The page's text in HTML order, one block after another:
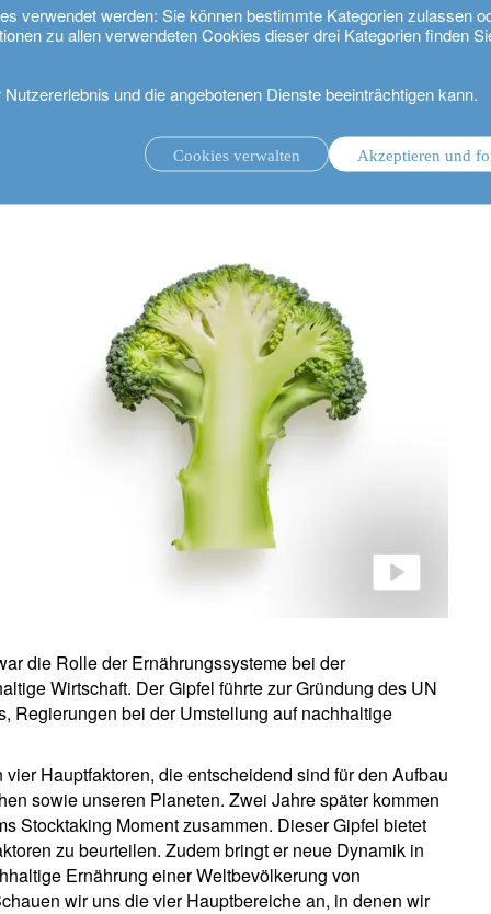
verwendet werden: Sie können bestimmte Kategorien zulassen
zu allen verwendeten Cookies dieser drei Kategorien finden
und die angebotenen Dienste beeinträchtigen kann.
Cookies verwalten Akzeptieren und
Anlageverwaltung mit Beratungsmandat.
Transformation der Ernährungssysteme gewinnt an Dynamik
die Rolle der Ernährungssysteme bei der
Wirtschaft. Der Gipfel führte zur Gründung des UN
Regierungen bei der Umstellung auf nachhaltige
vier Hauptfaktoren, die entscheidend sind für den Aufbau
sowie unseren Planeten. Zwei Jahre später kommen
Stocktaking Moment zusammen. Dieser Gipfel bietet
zu beurteilen. Zudem bringt er neue Dynamik in
Ernährung einer Weltbevölkerung von
wir uns die vier Hauptbereiche an, in denen wir